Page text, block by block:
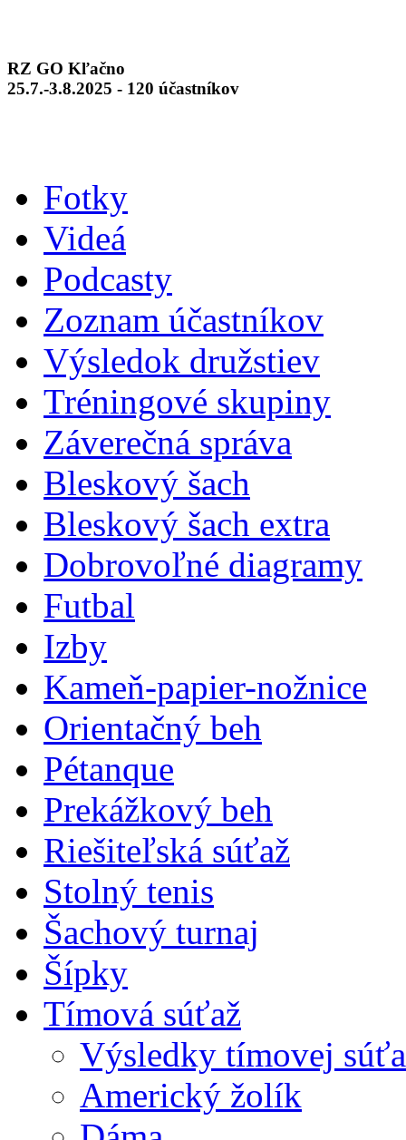
RZ GO Kľačno
25.7.-3.8.2025 - 120 účastníkov
Fotky
Videá
Podcasty
Zoznam účastníkov
Výsledok družstiev
Tréningové skupiny
Záverečná správa
Bleskový šach
Bleskový šach extra
Dobrovoľné diagramy
Futbal
Izby
Kameň-papier-nožnice
Orientačný beh
Pétanque
Prekážkový beh
Riešiteľská súťaž
Stolný tenis
Šachový turnaj
Šípky
Tímová súťaž
Výsledky tímovej
Americký žolík